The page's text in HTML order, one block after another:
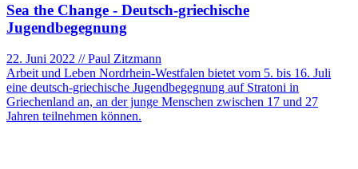
Sea the Change - Deutsch-griechische
Jugendbegegnung
22. Juni 2022 // Paul Zitzmann
Arbeit und Leben Nordrhein-Westfalen bietet vom 5. bis 16. Juli
eine deutsch-griechische Jugendbegegnung auf Stratoni in
Griechenland an, an der junge Menschen zwischen 17 und 27
Jahren teilnehmen können.